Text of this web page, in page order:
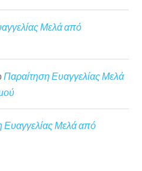
Μελά από
Παραίτηση Ευαγγελίας Μελά
Ευαγγελίας Μελά από